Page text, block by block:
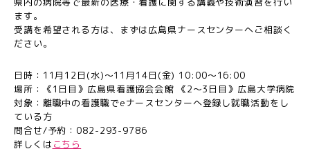
ます。
受講を希望される方は、まずは広島県ナースセンターへご相談く
ださい。
日時：11月12日(水)～11月14日(金) 10:00～16:00
場所：《1日目》広島県看護協会会館 《2～3日目》広島大学病院
対象：離職中の看護職でeナースセンターへ登録し就職活動をし
ている方
問合せ/予約：082-293-9786
詳しくは こちら